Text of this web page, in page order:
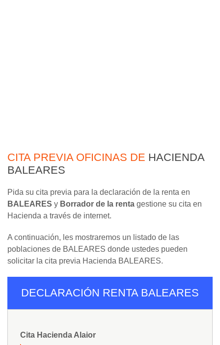
CITA PREVIA OFICINAS DE HACIENDA
BALEARES
Pida su cita previa para la declaración de la renta en
BALEARES y Borrador de la renta gestione su cita en
Hacienda a través de internet.
A continuación, les mostraremos un listado de las
poblaciones de BALEARES donde ustedes pueden
solicitar la cita previa Hacienda BALEARES.
DECLARACIÓN RENTA BALEARES
Cita Hacienda Alaior